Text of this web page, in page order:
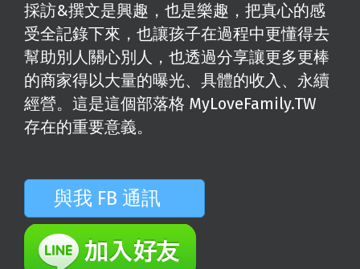
採訪&撰文是興趣，也是樂趣，把真心的感
受全記錄下來，也讓孩子在過程中更懂得去
幫助別人關心別人，也透過分享讓更多更棒
的商家得以大量的曝光、具體的收入、永續
經營。這是這個部落格 MyLoveFamily.TW
存在的重要意義。
與我 FB 通訊